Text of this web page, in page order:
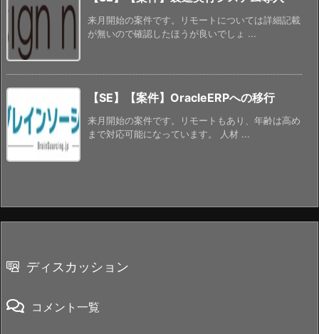
来月開始の案件です。リモートについては詳細記載
が無いので確認したほうが良いでしょ ...
【SE】【案件】OracleERPへの移行
来月開始の案件です。リモートもあり、年齢は高め
まで対応可能になっています。 人材 ...
ディスカッション
コメント一覧